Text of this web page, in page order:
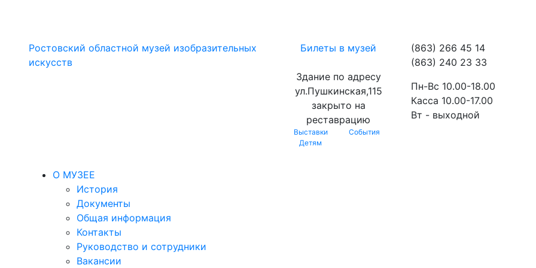
Ростовский областной музей изобразительных
искусств
Билеты в музей
Здание по адресу
ул.Пушкинская,115
закрыто на
реставрацию
Выставки
События
Детям
(863) 266 45 14
(863) 240 23 33
Пн-Вс 10.00-18.00
Касса 10.00-17.00
Вт - выходной
О МУЗЕЕ
История
Документы
Общая информация
Контакты
Руководство и сотрудники
Вакансии